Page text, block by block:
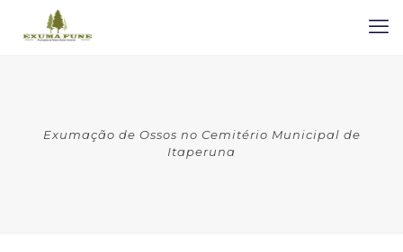
Exumação de Ossos no Cemitério Municipal de
Itaperuna